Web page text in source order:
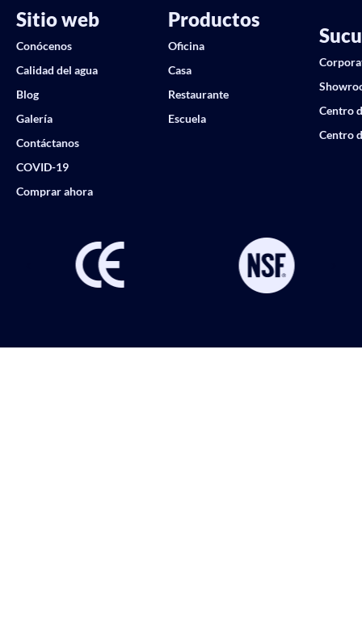
Sitio web
Conócenos
Calidad del agua
Blog
Galería
Contáctanos
COVID-19
Comprar ahora
Productos
Oficina
Casa
Restaurante
Escuela
Centro
Centro